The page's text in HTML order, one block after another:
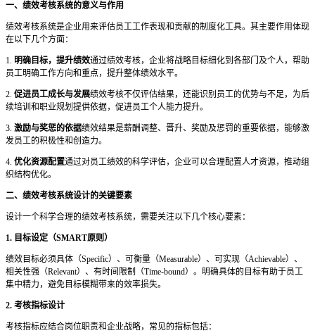
一、绩效考核系统的意义与作用
绩效考核系统是企业用来评估员工工作表现和贡献的制度化工具。其主要作用体现
在以下几个方面：
1. 明确目标，提升绩效通过绩效考核，企业将战略目标细化到各部门及个人，帮助
员工明确工作方向和重点，提升整体绩效水平。
2. 促进员工成长与发展绩效考核不仅评估结果，还能识别员工的优势与不足，为后
续培训和职业规划提供依据，促进员工个人能力提升。
3. 激励与奖惩的依据绩效结果是薪酬调整、晋升、奖励及惩罚的重要依据，能够激
发员工的积极性和创造力。
4. 优化资源配置通过对员工绩效的科学评估，企业可以合理配置人才资源，推动组
织结构优化。
二、绩效考核系统设计的关键要素
设计一个科学合理的绩效考核系统，需要关注以下几个核心要素：
1. 目标设定（SMART原则）
绩效目标必须具体（Specific）、可衡量（Measurable）、可实现（Achievable）、
相关性强（Relevant）、有时间限制（Time-bound）。明确具体的目标有助于员工
集中精力，避免目标模糊带来的效率损失。
2. 考核指标设计
考核指标应结合岗位职责和企业战略，常见的指标包括：